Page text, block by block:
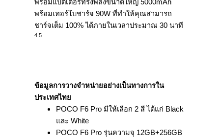
พร้อมเทอร์โบชาร์จ 90W ที่ทำให้คุณสามารถ
ชาร์จเต็ม 100% ได้ภายในเวลาประมาณ 30 นาที
4 5
ข้อมูลการวางจำหน่ายอย่างเป็นทางการใน
ประเทศไทย
POCO F6 Pro มีให้เลือก 2 สี ได้แก่ Black
และ White
POCO F6 Pro รุ่นความจุ 12GB+256GB